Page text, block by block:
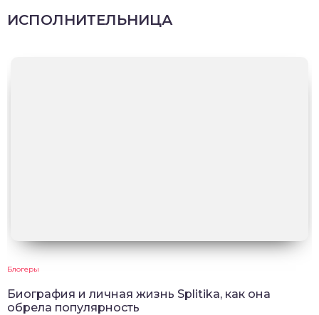
ИСПОЛНИТЕЛЬНИЦА
Блогеры
Биография и личная жизнь Splitika, как она
обрела популярность